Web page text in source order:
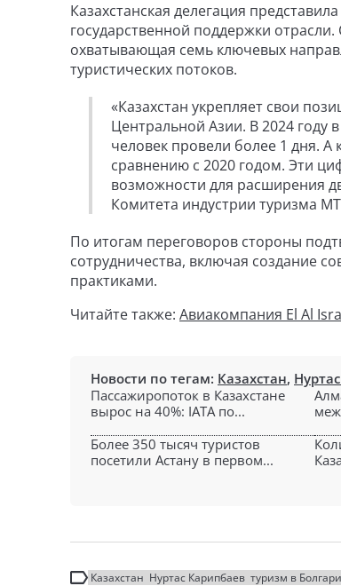
Казахстанская делегация
государственной поддержки
охватывающая семь ключевых
туристических потоков.
«Казахстан укрепляет свои
Центральной Азии. В 2024 году
человек провели более 1 дня. А
сравнению с 2020 годом. Эти
возможности для расширения
Комитета индустрии туризма
По итогам переговоров стороны
сотрудничества, включая создание
практиками.
Читайте также: Авиакомпания El Al
Новости по тегам: Казахстан,
Пассажиропоток в Казахстане
вырос на 40%: IATA по...
Более 350 тысяч туристов
посетили Астану в первом...
Казахстан Нуртас Карипбаев туризм в